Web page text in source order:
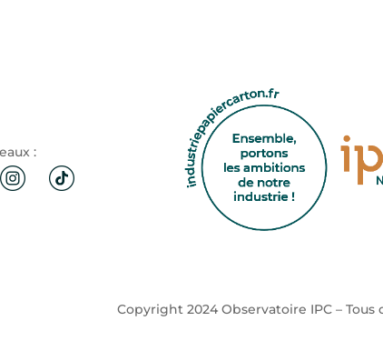
:
Copyright 2024 Observatoire IPC – Tous